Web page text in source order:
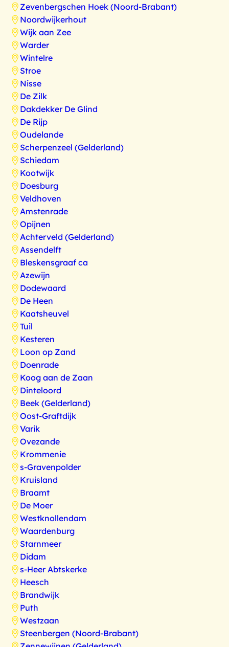
Zevenbergschen Hoek (Noord-Brabant)
Noordwijkerhout
Wijk aan Zee
Warder
Wintelre
Stroe
Nisse
De Zilk
Dakdekker De Glind
De Rijp
Oudelande
Scherpenzeel (Gelderland)
Schiedam
Kootwijk
Doesburg
Veldhoven
Amstenrade
Opijnen
Achterveld (Gelderland)
Assendelft
Bleskensgraaf ca
Azewijn
Dodewaard
De Heen
Kaatsheuvel
Tuil
Kesteren
Loon op Zand
Doenrade
Koog aan de Zaan
Dinteloord
Beek (Gelderland)
Oost-Graftdijk
Varik
Ovezande
Krommenie
s-Gravenpolder
Kruisland
Braamt
De Moer
Westknollendam
Waardenburg
Starnmeer
Didam
s-Heer Abtskerke
Heesch
Brandwijk
Puth
Westzaan
Steenbergen (Noord-Brabant)